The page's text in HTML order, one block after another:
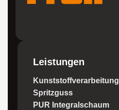
Leistungen
Kunststoffverarbeitung
Spritzguss
PUR Integralschaum